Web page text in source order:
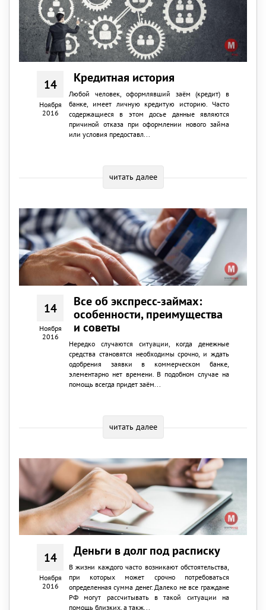
14
Ноября
2016
Кредитная история
Любой человек, оформлявший заём (кредит) в
банке, имеет личную кредитую историю. Часто
содержащиеся в этом досье данные являются
причиной отказа при оформлении нового займа
или условия предоставл...
читать далее
14
Ноября
2016
Все об экспресс-займах:
особенности, преимущества
и советы
Нередко случаются ситуации, когда денежные
средства становятся необходимы срочно, и ждать
одобрения заявки в коммерческом банке,
элементарно нет времени. В подобном случае на
помощь всегда придет заём...
читать далее
14
Ноября
2016
Деньги в долг под расписку
В жизни каждого часто возникают обстоятельства,
при которых может срочно потребоваться
определенная сумма денег. Далеко не все граждане
РФ могут рассчитывать в такой ситуации на
помощь близких, а такж...